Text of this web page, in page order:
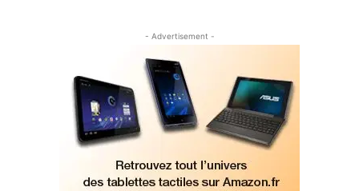
- Advertisement -